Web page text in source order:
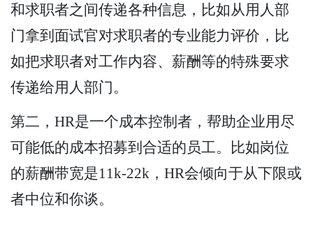
和求职者之间传递各种信息，比如从用人部
门拿到面试官对求职者的专业能力评价，比
如把求职者对工作内容、薪酬等的特殊要求
传递给用人部门。
第二，HR是一个成本控制者，帮助企业用尽
可能低的成本招募到合适的员工。比如岗位
的薪酬带宽是11k-22k，HR会倾向于从下限或
者中位和你谈。